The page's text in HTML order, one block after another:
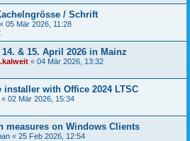
/ Schrift
« 05 Mär 2026, 11:28
& 15. April 2026 in Mainz
« 04 Mär 2026, 13:32
installer with Office 2024 LTSC
« 02 Mär 2026, 15:34
measures on Windows Clients
« 25 Feb 2026, 12:54